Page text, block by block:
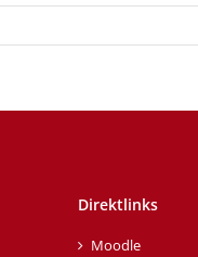
Direktlinks
Moodle